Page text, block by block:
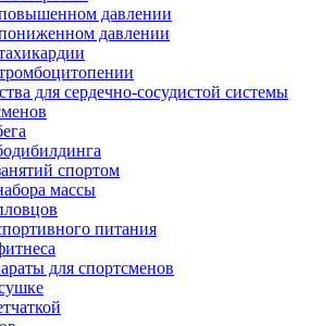
давлении
давлении
для сердечно-сосудистой системы
спортом
массы
питания
для спортсменов